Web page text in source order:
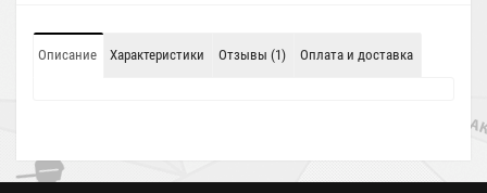
Описание Характеристики Отзывы (1) Оплата и доставка